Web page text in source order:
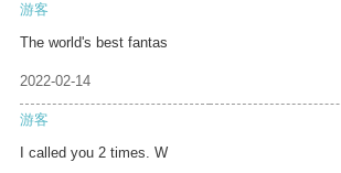
游客
The world's best fantas
2022-02-14
游客
I called you 2 times. W